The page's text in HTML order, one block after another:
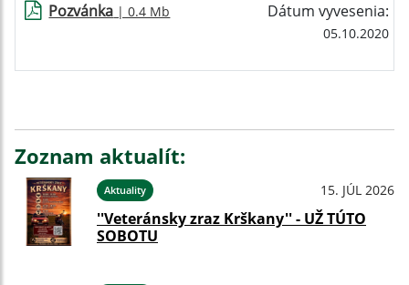
Pozvánka | 0.4 Mb Dátum vyvesenia:
05.10.2020
Zoznam aktualít:
Aktuality 15. JÚL 2026
''Veteránsky zraz Krškany'' - UŽ TÚTO
SOBOTU